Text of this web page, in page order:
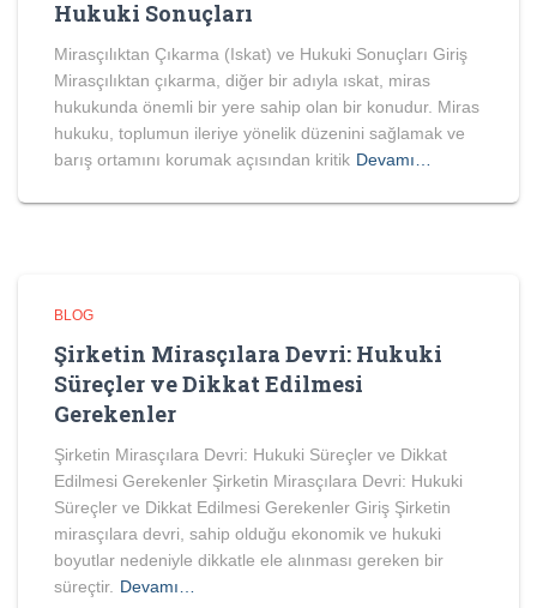
Hukuki Sonuçları
Mirasçılıktan Çıkarma (Iskat) ve Hukuki Sonuçları Giriş
Mirasçılıktan çıkarma, diğer bir adıyla ıskat, miras
hukukunda önemli bir yere sahip olan bir konudur. Miras
hukuku, toplumun ileriye yönelik düzenini sağlamak ve
barış ortamını korumak açısından kritik Devamı…
BLOG
Şirketin Mirasçılara Devri: Hukuki
Süreçler ve Dikkat Edilmesi
Gerekenler
Şirketin Mirasçılara Devri: Hukuki Süreçler ve Dikkat
Edilmesi Gerekenler Şirketin Mirasçılara Devri: Hukuki
Süreçler ve Dikkat Edilmesi Gerekenler Giriş Şirketin
mirasçılara devri, sahip olduğu ekonomik ve hukuki
boyutlar nedeniyle dikkatle ele alınması gereken bir
süreçtir. Devamı…